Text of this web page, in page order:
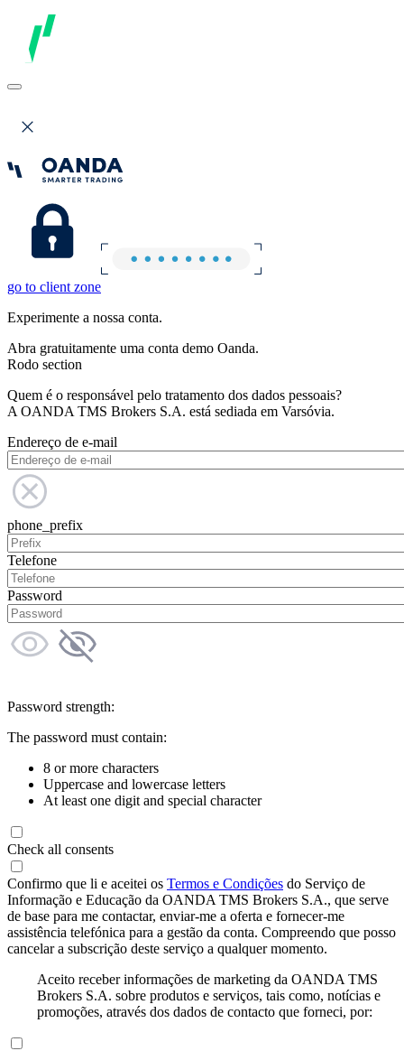
go to client zone
Experimente a nossa conta.
Abra gratuitamente uma conta demo Oanda.
Rodo section
Quem é o responsável pelo tratamento dos dados pessoais?
A OANDA TMS Brokers S.A. está sediada em Varsóvia.
Endereço de e-mail
phone_prefix
Telefone
Password
Password strength:
The password must contain:
8 or more characters
Uppercase and lowercase letters
At least one digit and special character
Check all consents
Confirmo que li e aceitei os Termos e Condições do Serviço de
Informação e Educação da OANDA TMS Brokers S.A., que serve
de base para me contactar, enviar-me a oferta e fornecer-me
assistência telefónica para a gestão da conta. Compreendo que posso
cancelar a subscrição deste serviço a qualquer momento.
Aceito receber informações de marketing da OANDA TMS
Brokers S.A. sobre produtos e serviços, tais como, notícias e
promoções, através dos dados de contacto que forneci, por: